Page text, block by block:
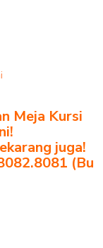
Meja Kursi
juga!
(Bu